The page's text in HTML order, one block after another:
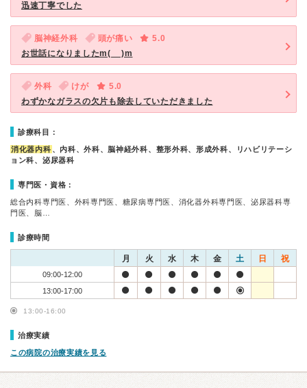
迅速丁寧でした
脳神経外科 頭が痛い
5.0
お世話になりましたm(__)m
外科 けが
5.0
わずかなガラスの欠片も除去していただきました
診療科目：
消化器内科 、内科、外科、脳神経外科、整形外科、形成外科、リハビリテーシ
ョン科、泌尿器科
専門医・資格：
総合内科専門医、外科専門医、糖尿病専門医、消化器外科専門医、泌尿器科専
門医、脳…
診療時間
月 火 水 木 金 土 日 祝
09:00-12:00
13:00-17:00
13:00-16:00
治療実績
この病院の治療実績を見る